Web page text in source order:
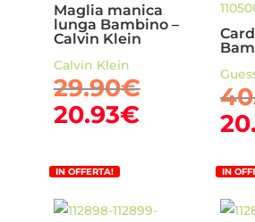
Maglia manica
lunga Bambino –
Calvin Klein
Calvin Klein
29.90€Il
prezzo
originale
29.90€.
20.93€Il
prezzo
attuale
20.93€.
IN OFFERTA! IN